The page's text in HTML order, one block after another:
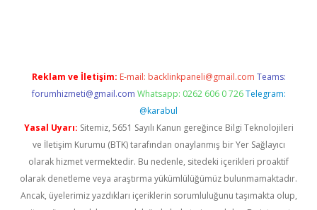
Reklam ve İletişim: E-mail: backlinkpaneli@gmail.com Teams:
forumhizmeti@gmail.com Whatsapp: 0262 606 0 726 Telegram:
@karabul
Yasal Uyarı: Sitemiz, 5651 Sayılı Kanun gereğince Bilgi Teknolojileri
ve İletişim Kurumu (BTK) tarafından onaylanmış bir Yer Sağlayıcı
olarak hizmet vermektedir. Bu nedenle, sitedeki içerikleri proaktif
olarak denetleme veya araştırma yükümlülüğümüz bulunmamaktadır.
Ancak, üyelerimiz yazdıkları içeriklerin sorumluluğunu taşımakta olup,